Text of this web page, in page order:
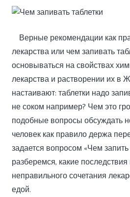
Верные рекомендации как
лекарства или чем запивать
основываться на свойствах
лекарства и растворении их в
настаивают: таблетки надо
не соком например? Чем это
подобные вопросы обсуждать
человек как правило держа
задается вопросом «Чем
разберемся, какие
неправильного сочетания
едой.